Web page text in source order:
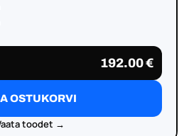
192.00 €
OSTUKORVI
toodet →